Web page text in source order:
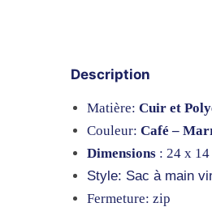
Description
Matière:Cuir et
Couleur: Café –
Dimensions : 24 x 14
Style: Sac à main
Fermeture: zip